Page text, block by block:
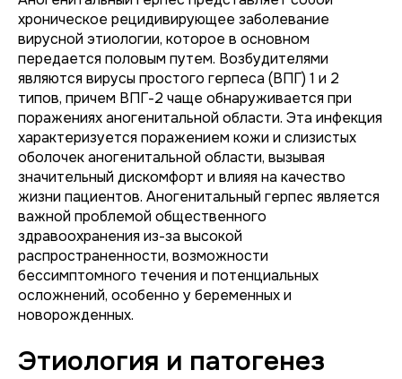
хроническое рецидивирующее заболевание
вирусной этиологии, которое в основном
передается половым путем. Возбудителями
являются вирусы простого герпеса (ВПГ) 1 и 2
типов, причем ВПГ-2 чаще обнаруживается при
поражениях аногенитальной области. Эта инфекция
характеризуется поражением кожи и слизистых
оболочек аногенитальной области, вызывая
значительный дискомфорт и влияя на качество
жизни пациентов. Аногенитальный герпес является
важной проблемой общественного
здравоохранения из-за высокой
распространенности, возможности
бессимптомного течения и потенциальных
осложнений, особенно у беременных и
новорожденных.
Этиология и патогенез